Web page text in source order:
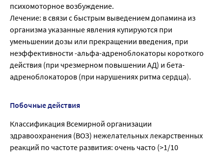
психомоторное возбуждение.
Лечение: в связи с быстрым выведением допамина из
организма указанные явления купируются при
уменьшении дозы или прекращении введения, при
неэффективности -альфа-адреноблокаторы короткого
действия (при чрезмерном повышении АД) и бета-
адреноблокаторов (при нарушениях ритма сердца).
Побочные действия
Классификация Всемирной организации
здравоохранения (ВОЗ) нежелательных лекарственных
реакций по частоте развития: очень часто (>1/10